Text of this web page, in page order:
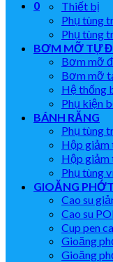
0
Thiết bị
Phụ tùng
Phụ tùng
BƠM MỠ TỰ
Bơm mỡ
Bơm mỡ
Hệ thống
Phụ kiện
BÁNH RĂNG
Phụ tùng
Hộp giảm
Hộp giảm
Phụ tùng
GIOĂNG PHỚT
Cao su
Cao su
Cup pen
Gioăng
Gioăng